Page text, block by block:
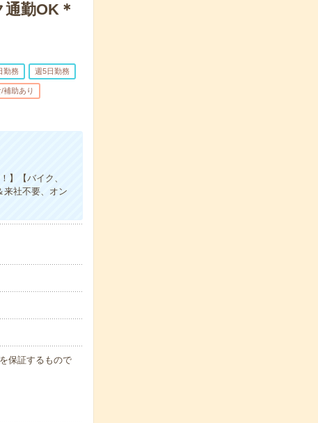
勤OK＊
勤務 週5日勤務
補助あり
】【バイク、
来社不要、オン
保証するもので